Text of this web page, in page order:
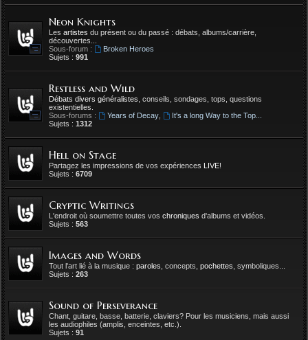
Neon Knights
Les artistes du présent ou du passé : débats, albums/carrière,
découvertes...
Sous-forum :
Broken Heroes
Sujets : 991
Restless and Wild
Débats divers généralistes , conseils, sondages, tops, questions
existentielles.
Sous-forums :
Years of Decay,
It's a long Way to the Top...
Sujets : 1312
Hell on Stage
Partagez les impressions de vos expériences LIVE!
Sujets : 6709
Cryptic Writings
L'endroit où soumettre toutes vos chroniques d'albums et vidéos.
Sujets : 563
Images and Words
Tout l'art lié à la musique : paroles , concepts, pochettes , symboliques...
Sujets : 263
Sound of Perseverance
Chant, guitare, basse, batterie, claviers? Pour les musiciens, mais aussi
les audiophiles (amplis, enceintes, etc.).
Sujets : 91